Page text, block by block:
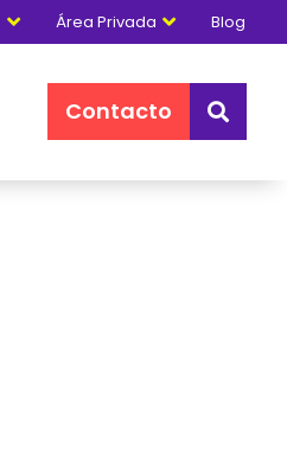
 
Área Privada Blog
Contacto 